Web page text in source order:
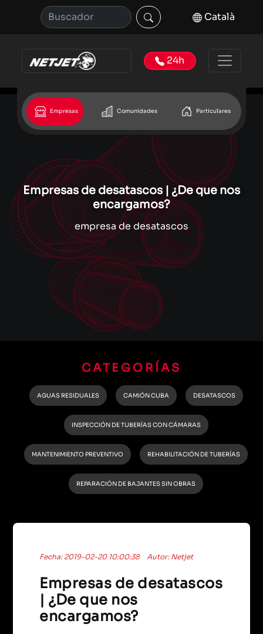
Català
24h
Empresas Comunidades Particulares
Empresas de desatascos | ¿De que nos
encargamos?
empresa de desatascos
CATEGORÍAS
AGUAS RESIDUALES CAMIÓN CUBA DESATASCOS
INSPECCIÓN DE TUBERÍAS CON CÁMARAS
MANTENIMIENTO PREVENTIVO REHABILITACIÓN DE TUBERÍAS
REPARACIÓN DE BAJANTES SIN OBRAS
Fecha: 2019-02-20 10:00:38 Autor: Netjet
Empresas de desatascos
| ¿De que nos
encargamos?